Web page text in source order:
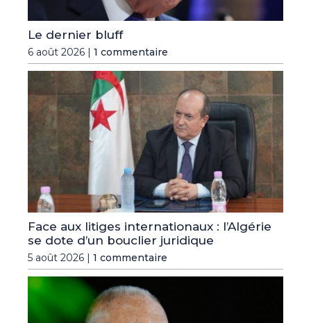
Le dernier bluff
6 août 2026 | 1 commentaire
Face aux litiges internationaux : l’Algérie
se dote d’un bouclier juridique
5 août 2026 | 1 commentaire